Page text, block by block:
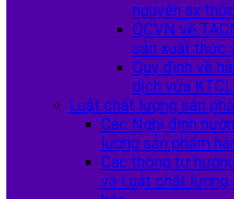
nguyên sx
QCVN về
sản xuất thức
Quy định về
dịch vừa
Luật chất lượng sản
Các Nghị định
lượng sản phẩm
Các thông tư
và Luật chất lượng